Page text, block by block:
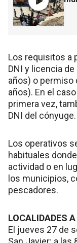
Los requisitos a
DNI y licencia
años) o
años). En el
primera vez,
DNI del cónyuge.
Los operativos
habituales
actividad o en
los municipios,
pescadores.
LOCALIDADES
El jueves 27 de